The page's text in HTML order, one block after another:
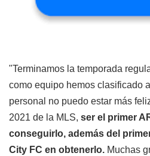
"Terminamos la temporada
como equipo hemos clasificado
personal no puedo estar más
2021 de la MLS, ser el primer
conseguirlo, además del
City FC en obtenerlo. Muchas